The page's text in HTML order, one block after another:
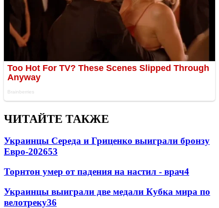
ЧИТАЙТЕ ТАКЖЕ
Украинцы Середа и Гриценко выиграли бронзу
Евро-202653
Торнтон умер от падения на настил - врач4
Украинцы выиграли две медали Кубка мира по
велотреку36